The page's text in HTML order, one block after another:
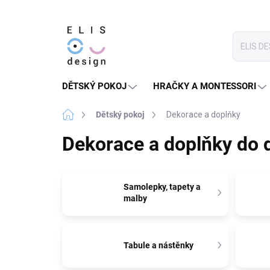
DĚTSKÝ POKOJ HRAČKY A MONTESSORI
Domů Dětský pokoj Dekorace a doplňky
Dekorace a doplňky do
Samolepky, tapety a
malby
Tabule a nástěnky